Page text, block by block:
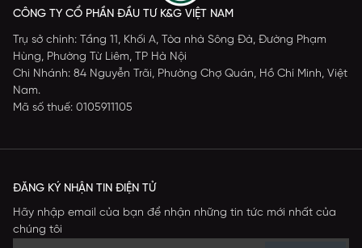
CÔNG TY CỔ PHẦN ĐẦU TƯ K&G VIỆT NAM
Trụ sở chính: Tầng 11, Khối A, Tòa nhà Sông Đà, Đường Phạm
Hùng, Phường Từ Liêm, TP Hà Nội
Chi Nhánh: 84 Nguyễn Trãi, Phường Chợ Quán, Hồ Chí Minh, Việt
Nam.
Mã số thuế: 0105911105
ĐĂNG KÝ NHẬN TIN ĐIỆN TỬ
Hãy nhập email của bạn để nhận những tin tức mới nhất của
chúng tôi